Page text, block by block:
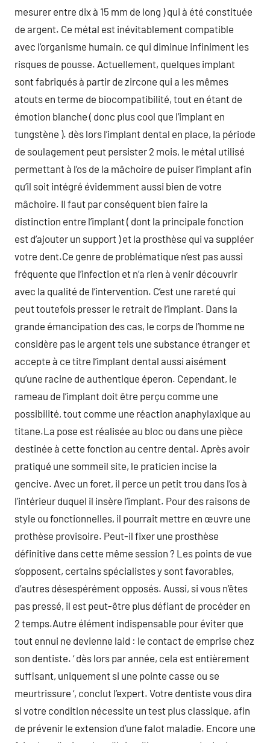
mesurer entre dix à 15 mm de long ) qui à été constituée
de argent. Ce métal est inévitablement compatible
avec l’organisme humain, ce qui diminue infiniment les
risques de pousse. Actuellement, quelques implant
sont fabriqués à partir de zircone qui a les mêmes
atouts en terme de biocompatibilité, tout en étant de
émotion blanche ( donc plus cool que l’implant en
tungstène ). dès lors l’implant dental en place, la période
de soulagement peut persister 2 mois, le métal utilisé
permettant à l’os de la mâchoire de puiser l’implant afin
qu’il soit intégré évidemment aussi bien de votre
mâchoire. Il faut par conséquent bien faire la
distinction entre l’implant ( dont la principale fonction
est d’ajouter un support ) et la prosthèse qui va suppléer
votre dent.Ce genre de problématique n’est pas aussi
fréquente que l’infection et n’a rien à venir découvrir
avec la qualité de l’intervention. C’est une rareté qui
peut toutefois presser le retrait de l’implant. Dans la
grande émancipation des cas, le corps de l’homme ne
considère pas le argent tels une substance étranger et
accepte à ce titre l’implant dental aussi aisément
qu’une racine de authentique éperon. Cependant, le
rameau de l’implant doit être perçu comme une
possibilité, tout comme une réaction anaphylaxique au
titane.La pose est réalisée au bloc ou dans une pièce
destinée à cette fonction au centre dental. Après avoir
pratiqué une sommeil site, le praticien incise la
gencive. Avec un foret, il perce un petit trou dans l’os à
l’intérieur duquel il insère l’implant. Pour des raisons de
style ou fonctionnelles, il pourrait mettre en œuvre une
prothèse provisoire. Peut-il fixer une prosthèse
définitive dans cette même session ? Les points de vue
s’opposent, certains spécialistes y sont favorables,
d’autres désespérément opposés. Aussi, si vous n’êtes
pas pressé, il est peut-être plus défiant de procéder en
2 temps.Autre élément indispensable pour éviter que
tout ennui ne devienne laid : le contact de emprise chez
son dentiste. ‘ dès lors par année, cela est entièrement
suffisant, uniquement si une pointe casse ou se
meurtrissure ‘, conclut l’expert. Votre dentiste vous dira
si votre condition nécessite un test plus classique, afin
de prévenir le extension d’une falot maladie. Encore une